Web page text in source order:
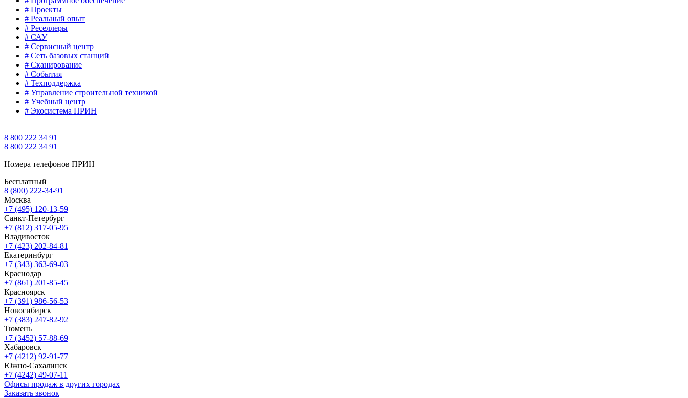
# Проекты
# Реальный опыт
# Реселлеры
# САУ
# Сервисный центр
# Сеть базовых станций
# Сканирование
# События
# Техподдержка
# Управление строительной техникой
# Учебный центр
# Экосистема ПРИН
8 800 222 34 91
8 800 222 34 91
Номера телефонов ПРИН
Бесплатный
8 (800) 222-34-91
Москва
+7 (495) 120-13-59
Санкт-Петербург
+7 (812) 317-05-95
Владивосток
+7 (423) 202-84-81
Екатеринбург
+7 (343) 363-69-03
Краснодар
+7 (861) 201-85-45
Красноярск
+7 (391) 986-56-53
Новосибирск
+7 (383) 247-82-92
Тюмень
+7 (3452) 57-88-69
Хабаровск
+7 (4212) 92-91-77
Южно-Сахалинск
+7 (4242) 49-07-11
Офисы продаж в других городах
Заказать звонок